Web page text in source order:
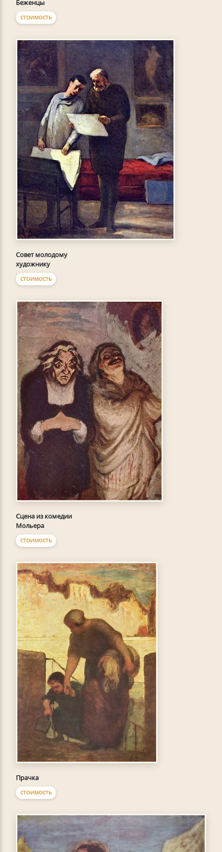
Беженцы
СТОИМОСТЬ
Совет молодому
художнику
СТОИМОСТЬ
Сцена из комедии
Мольера
СТОИМОСТЬ
Прачка
СТОИМОСТЬ